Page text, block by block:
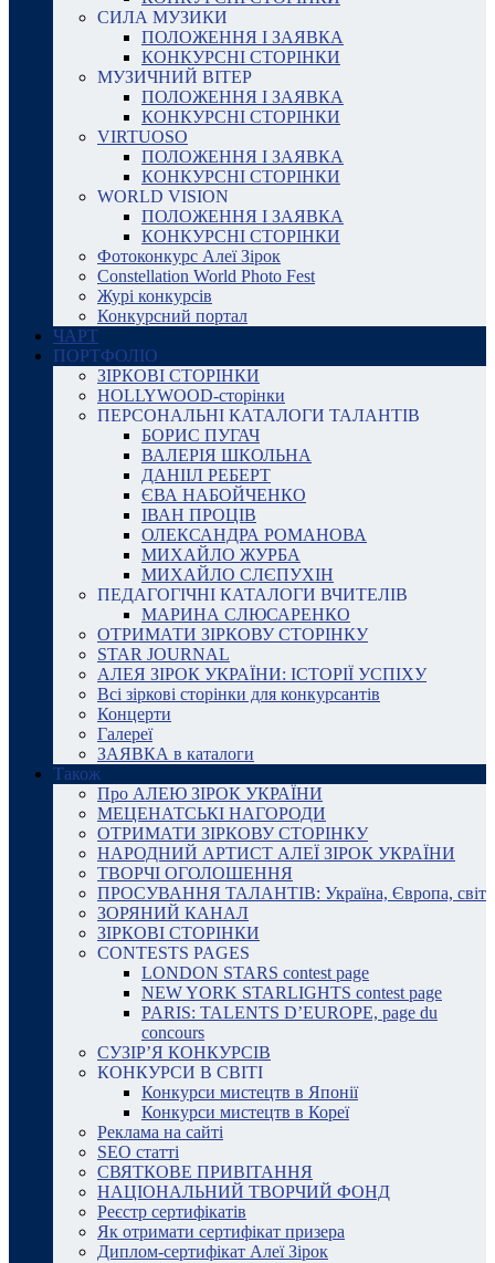
СИЛА МУЗИКИ
ПОЛОЖЕННЯ І ЗАЯВКА
КОНКУРСНІ СТОРІНКИ
МУЗИЧНИЙ ВІТЕР
ПОЛОЖЕННЯ І ЗАЯВКА
КОНКУРСНІ СТОРІНКИ
VIRTUOSO
ПОЛОЖЕННЯ І ЗАЯВКА
КОНКУРСНІ СТОРІНКИ
WORLD VISION
ПОЛОЖЕННЯ І ЗАЯВКА
КОНКУРСНІ СТОРІНКИ
Фотоконкурс Алеї Зірок
Constellation World Photo Fest
Журі конкурсів
Конкурсний портал
ЧАРТ
ПОРТФОЛІО
ЗІРКОВІ СТОРІНКИ
HOLLYWOOD-сторінки
ПЕРСОНАЛЬНІ КАТАЛОГИ ТАЛАНТІВ
БОРИС ПУГАЧ
ВАЛЕРІЯ ШКОЛЬНА
ДАНІІЛ РЕБЕРТ
ЄВА НАБОЙЧЕНКО
ІВАН ПРОЦІВ
ОЛЕКСАНДРА РОМАНОВА
МИХАЙЛО ЖУРБА
МИХАЙЛО СЛЄПУХІН
ПЕДАГОГІЧНІ КАТАЛОГИ ВЧИТЕЛІВ
МАРИНА СЛЮСАРЕНКО
ОТРИМАТИ ЗІРКОВУ СТОРІНКУ
STAR JOURNAL
АЛЕЯ ЗІРОК УКРАЇНИ: ІСТОРІЇ УСПІХУ
Всі зіркові сторінки для конкурсантів
Концерти
Галереї
ЗАЯВКА в каталоги
Також
Про АЛЕЮ ЗІРОК УКРАЇНИ
МЕЦЕНАТСЬКІ НАГОРОДИ
ОТРИМАТИ ЗІРКОВУ СТОРІНКУ
НАРОДНИЙ АРТИСТ АЛЕЇ ЗІРОК УКРАЇНИ
ТВОРЧІ ОГОЛОШЕННЯ
ПРОСУВАННЯ ТАЛАНТІВ: Україна, Європа, світ
ЗОРЯНИЙ КАНАЛ
ЗІРКОВІ СТОРІНКИ
CONTESTS PAGES
LONDON STARS contest page
NEW YORK STARLIGHTS contest page
PARIS: TALENTS D’EUROPE, page du
concours
СУЗІР’Я КОНКУРСІВ
КОНКУРСИ В СВІТІ
Конкурси мистецтв в Японії
Конкурси мистецтв в Кореї
Реклама на сайті
SEO статті
СВЯТКОВЕ ПРИВІТАННЯ
НАЦІОНАЛЬНИЙ ТВОРЧИЙ ФОНД
Реєстр сертифікатів
Як отримати сертифікат призера
Диплом-сертифікат Алеї Зірок